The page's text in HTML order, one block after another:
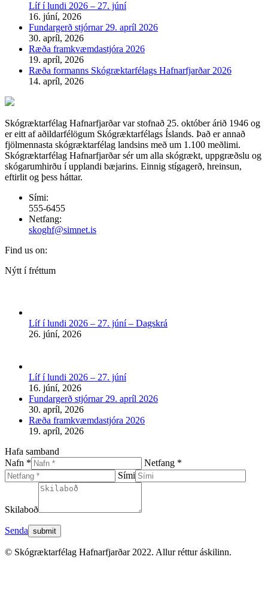
Líf í lundi 2026 – 27. júní
16. júní, 2026
Fundargerð stjórnar 29. apríl 2026
30. apríl, 2026
Ræða framkvæmdastjóra 2026
19. apríl, 2026
Ræða formanns Skógræktarfélags Hafnarfjarðar 2026
14. apríl, 2026
Skógræktarfélag Hafnarfjarðar var stofnað 25. október árið 1946 og
er eitt af aðildarfélögum Skógræktarfélags Íslands. Það er annað
fjölmennasta skógræktarfélag landsins með um 1.100 meðlimi.
Skógræktarfélag Hafnarfjarðar sér um alla skógrækt, uppgræðslu og
skógarumhirðu í upplandi bæjarins. Einnig stígagerð, hreinsun,
eftirlit og þess háttar.
Sími:
555-6455
Netfang:
skoghf@simnet.is
Find us on:
Facebook
new
window
Nýtt í fréttum
Líf í lundi 2026 – 27. júní – Dagskrá
26. júní, 2026
Líf í lundi 2026 – 27. júní
16. júní, 2026
Fundargerð stjórnar 29. apríl 2026
30. apríl, 2026
Ræða framkvæmdastjóra 2026
19. apríl, 2026
Hafa samband
Nafn *
Netfang *
Sími
Skilaboð
Senda
© Skógræktarfélag Hafnarfjarðar 2022. Allur réttur áskilinn.